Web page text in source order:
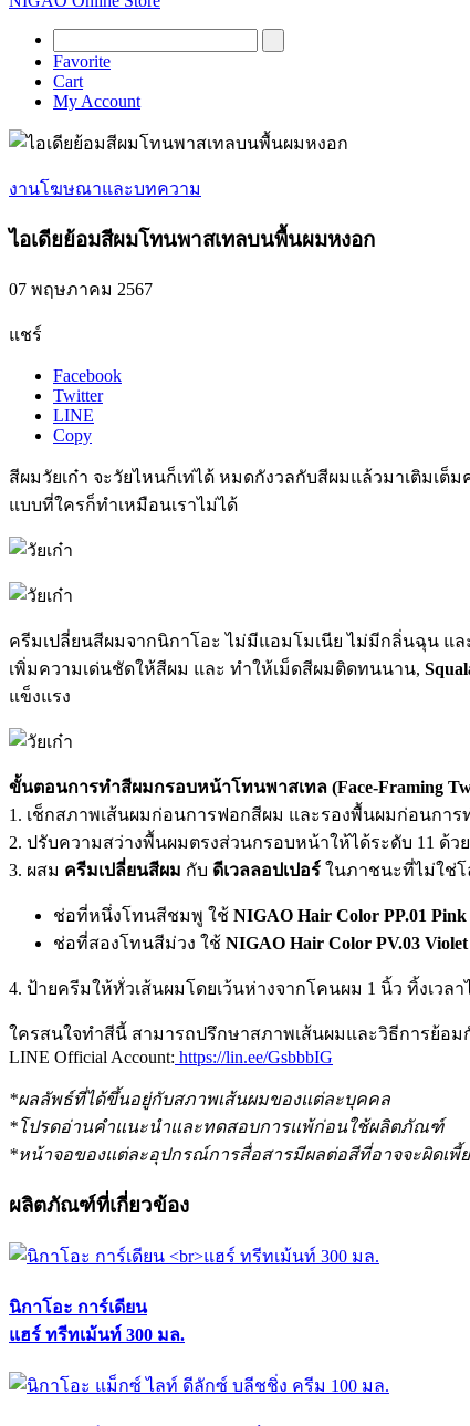
Favorite
Cart
My Account
งานโฆษณาและบทความ
ไอเดียย้อมสีผมโทนพาสเทลบนพื้นผมหงอก
07 พฤษภาคม 2567
แชร์
Facebook
Twitter
LINE
Copy
สีผมวัยเก๋า จะวัยไหนก็เท่ได้ หมดกังวลกับสีผมแล้วมาเติมเ
แบบที่ใครก็ทำเหมือนเราไม่ได้
ครีมเปลี่ยนสีผมจากนิกาโอะ ไม่มีแอมโมเนีย ไม่มีกลิ่นฉุน แ
เพิ่มความเด่นชัดให้สีผม และ ทำให้เม็ดสีผมติดทนนาน,
แข็งแรง
ขั้นตอนการทำสีผมกรอบหน้าโทนพาสเทล (Face-Framing
1. เช็กสภาพเส้นผมก่อนการฟอกสีผม และรองพื้นผมก่อนการ
2. ปรับความสว่างพื้นผมตรงส่วนกรอบหน้าให้ได้ระดับ 11 ด้วย
3. ผสม ครีมเปลี่ยนสีผม กับ ดีเวลลอปเปอร์ ในภาชนะที่ไม่ใช่โ
ช่อที่หนึ่งโทนสีชมพู ใช้ NIGAO Hair Color PP.01
ช่อที่สองโทนสีม่วง ใช้ NIGAO Hair Color PV.03
4. ป้ายครีมให้ทั่วเส้นผมโดยเว้นห่างจากโคนผม 1 นิ้ว ทิ้งเว
ใครสนใจทำสีนี้ สามารถปรึกษาสภาพเส้นผมและวิธีการย้อม
LINE Official Account: https://lin.ee/GsbbbIG
*ผลลัพธ์ที่ได้ขึ้นอยู่กับสภาพเส้นผมของแต่ละบุคคล
*โปรดอ่านคำแนะนำและทดสอบการแพ้ก่อนใช้ผลิตภัณฑ์
*หน้าจอของแต่ละอุปกรณ์การสื่อสารมีผลต่อสีที่อาจจะผิดเพี้
ผลิตภัณฑ์ที่เกี่ยวข้อง
นิกาโอะ การ์เดียน
แฮร์ ทรีทเม้นท์ 300 มล.